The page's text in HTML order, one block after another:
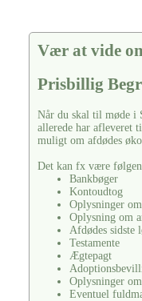
Vær at vide
Prisbillig
Når du skal til møde i
allerede har afleveret
muligt om afdødes
Det kan fx være
Bankbøger
Kontoudtog
Oplysninger
Oplysning om
Afdødes sidste
Testamente
Ægtepagt
Oplysninger
Eventuel